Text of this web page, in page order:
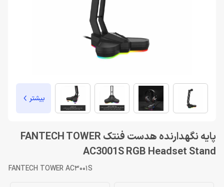
بیشتر
پایه نگهدارنده هدست فنتک FANTECH TOWER
AC3001S RGB Headset Stand
FANTECH TOWER AC3001S